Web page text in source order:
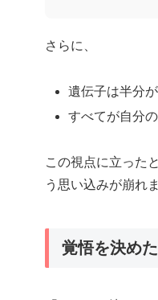
さらに、
遺伝子は半分
すべてが自分
この視点に立った
う思い込みが崩れ
覚悟を決め